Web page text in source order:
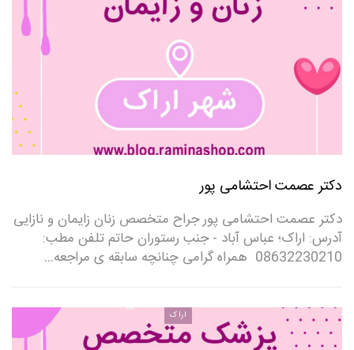
دکتر عصمت احتشامی پور
دکتر عصمت احتشامی پور جراح متخصص زنان زایمان و نازایی
آدرس: اراک؛ عباس آباد - جنب رستوران حاتم تلفن مطب:
08632230210 ‌ همراه گرامی چنانچه سابقه ی مراجعه…
اراک